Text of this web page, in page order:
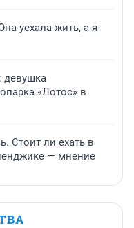
уехала жить, а я
девушка
«Лотос» в
Стоит ли ехать в
— мнение